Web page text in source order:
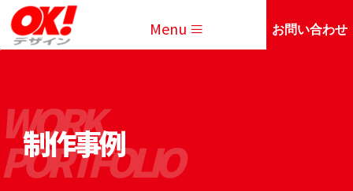
Menu お問い合わせ
制作事例
WORK
PORTFOLIO